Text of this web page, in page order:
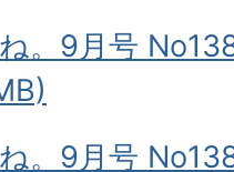
。9月号
。9月号